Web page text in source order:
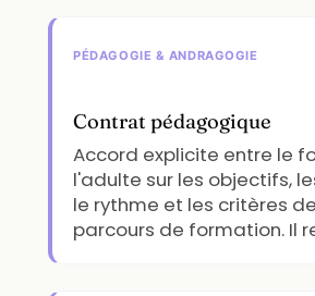
PÉDAGOGIE & ANDRAGOGIE
Contrat pédagogique
Accord explicite entre le
l'adulte sur les objectifs,
le rythme et les critères
parcours de formation. Il